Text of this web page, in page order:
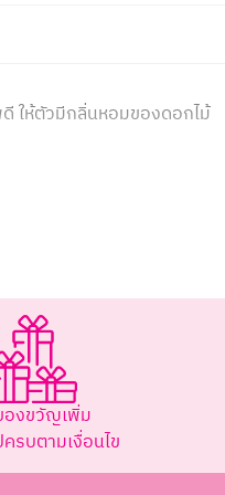
ให้ตัวมีกลิ่นหอมของดอกไม้
องขวัญเพิ่ม
รบตามเงื่อนไข